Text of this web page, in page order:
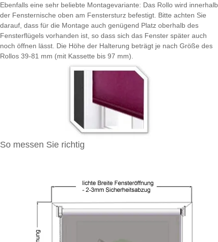
Ebenfalls eine sehr beliebte Montagevariante: Das Rollo wird innerhalb
der Fensternische oben am Fenstersturz befestigt. Bitte achten Sie
darauf, dass für die Montage auch genügend Platz oberhalb des
Fensterflügels vorhanden ist, so dass sich das Fenster später auch
noch öffnen lässt. Die Höhe der Halterung beträgt je nach Größe des
Rollos 39-81 mm (mit Kassette bis 97 mm).
So messen Sie richtig